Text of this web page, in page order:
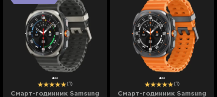
(1)
Смарт-годинник Samsung
(1)
Смарт-годинник Samsung